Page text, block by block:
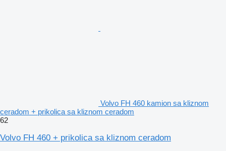
Volvo FH 460 kamion sa kliznom
ceradom + prikolica sa kliznom ceradom
62
Volvo FH 460 + prikolica sa kliznom ceradom